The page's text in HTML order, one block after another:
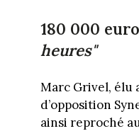
180 000
heures"
Marc Grivel, élu
d’opposition
ainsi reproché